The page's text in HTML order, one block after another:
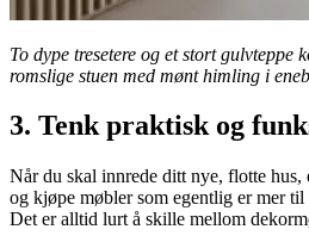
To dype tresetere og et stort gulvteppe
romslige stuen med mønt himling i
3. Tenk praktisk og
Når du skal innrede ditt nye, flotte hus,
og kjøpe møbler som egentlig er mer
Det er alltid lurt å skille mellom